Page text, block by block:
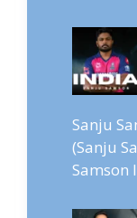
Sanju
(Sanju
Samson